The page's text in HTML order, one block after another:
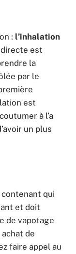
: l’inhalation
est
la
par le
est
à l’a
un plus
qui
et doit
de vapotage
de
faire appel au